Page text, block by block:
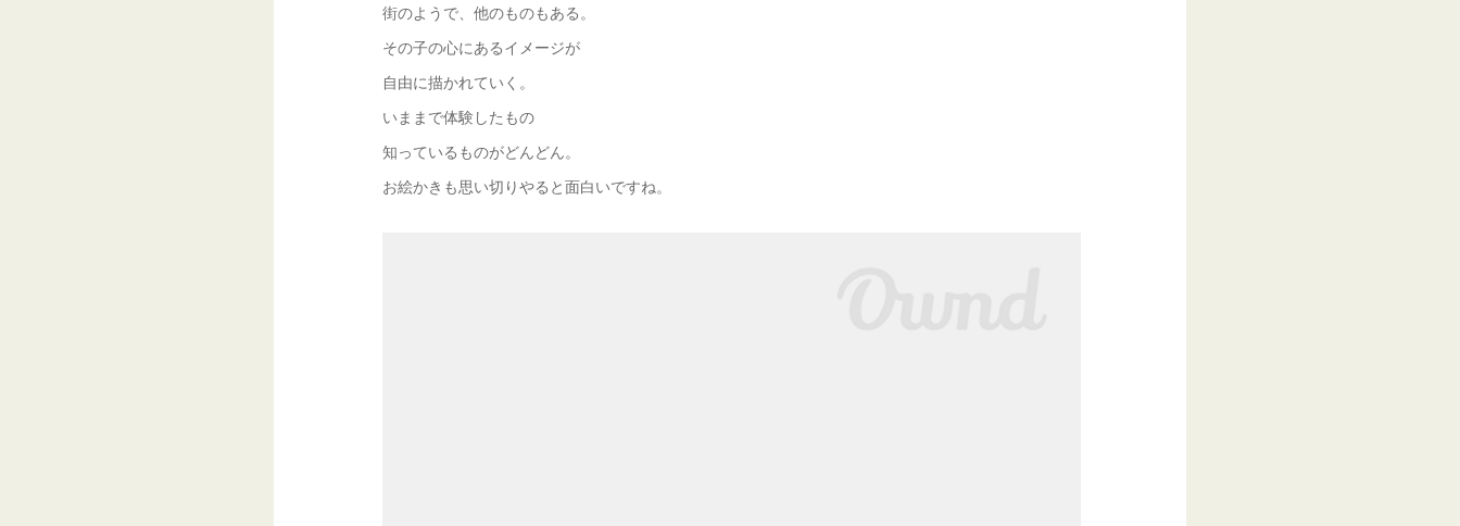
街のようで、他のものもある。
その子の心にあるイメージが
自由に描かれていく。
いままで体験したもの
知っているものがどんどん。
お絵かきも思い切りやると面白いですね。